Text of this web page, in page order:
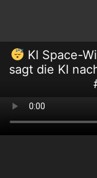
KI Space-
sagt die KI